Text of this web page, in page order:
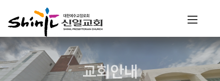
교회안내